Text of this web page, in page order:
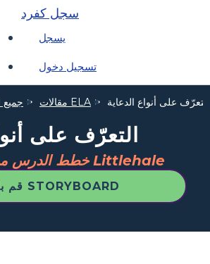
سجل كفرد
يسجل
تسجيل دخول
جميع مقالات ELA التعرّف على أنواع الدعاية
التعرّف على
خطط الدرس من قبل كريستي Littlehale
قم بإنشاء STORYBOARD